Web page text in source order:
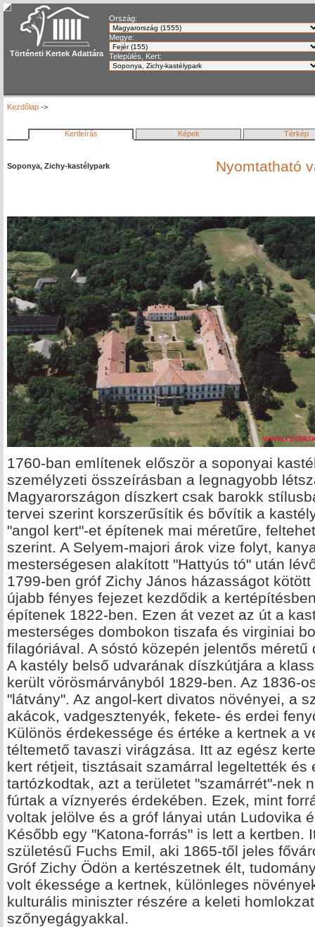
Történeti Kertek Adattára
Ország:
Megye:
Település, Kert:
Kezdőlap ->
Kertleírás Képek Térkép
Soponya, Zichy-kastélypark Nyomtatható
1760-ban említenek először a soponyai
személyzeti összeírásban a legnagyobb
Magyarországon díszkert csak barokk
tervei szerint korszerűsítik és bővítik a
"angol kert"-et építenek mai méretűre,
szerint. A Selyem-majori árok vize folyt,
mesterségesen alakított "Hattyús tó" után
1799-ben gróf Zichy János házasságot
újabb fényes fejezet kezdődik a
építenek 1822-ben. Ezen át vezet az út a
mesterséges dombokon tiszafa és virginiai
filagóriával. A sóstó közepén jelentős
A kastély belső udvarának díszkútjára a
került vörösmárványból 1829-ben. Az 1836-
"látvány". Az angol-kert divatos növényei, a
akácok, vadgesztenyék, fekete- és erdei
Különös érdekessége és értéke a kertnek a
téltemető tavaszi virágzása. Itt az egész
kert rétjeit, tisztásait szamárral legeltették és
tartózkodtak, azt a területet "szamárrét"-nek
fúrtak a víznyerés érdekében. Ezek, mint
voltak jelölve és a gróf lányai után Ludovika
Később egy "Katona-forrás" is lett a kertben.
születésű Fuchs Emil, aki 1865-től jeles
Gróf Zichy Ödön a kertészetnek élt,
volt ékessége a kertnek, különleges
kulturális miniszter részére a keleti
szőnyegágyakkal.